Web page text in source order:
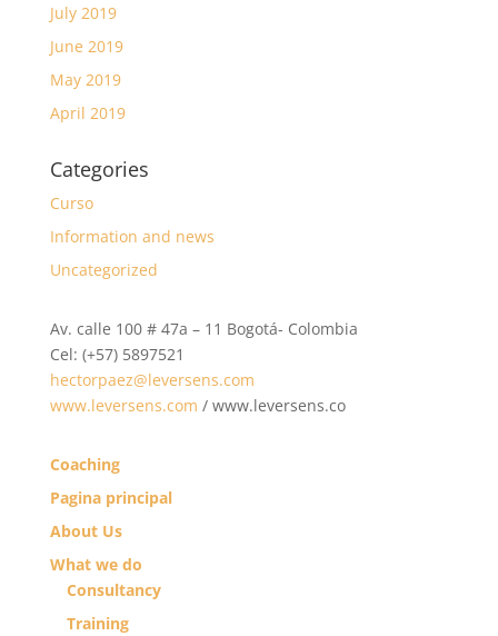
July 2019
June 2019
May 2019
April 2019
Categories
Curso
Information and news
Uncategorized
Av. calle 100 # 47a – 11 Bogotá- Colombia
Cel: (+57) 5897521
hectorpaez@leversens.com
www.leversens.com / www.leversens.co
Coaching
Pagina principal
About Us
What we do
Consultancy
Training